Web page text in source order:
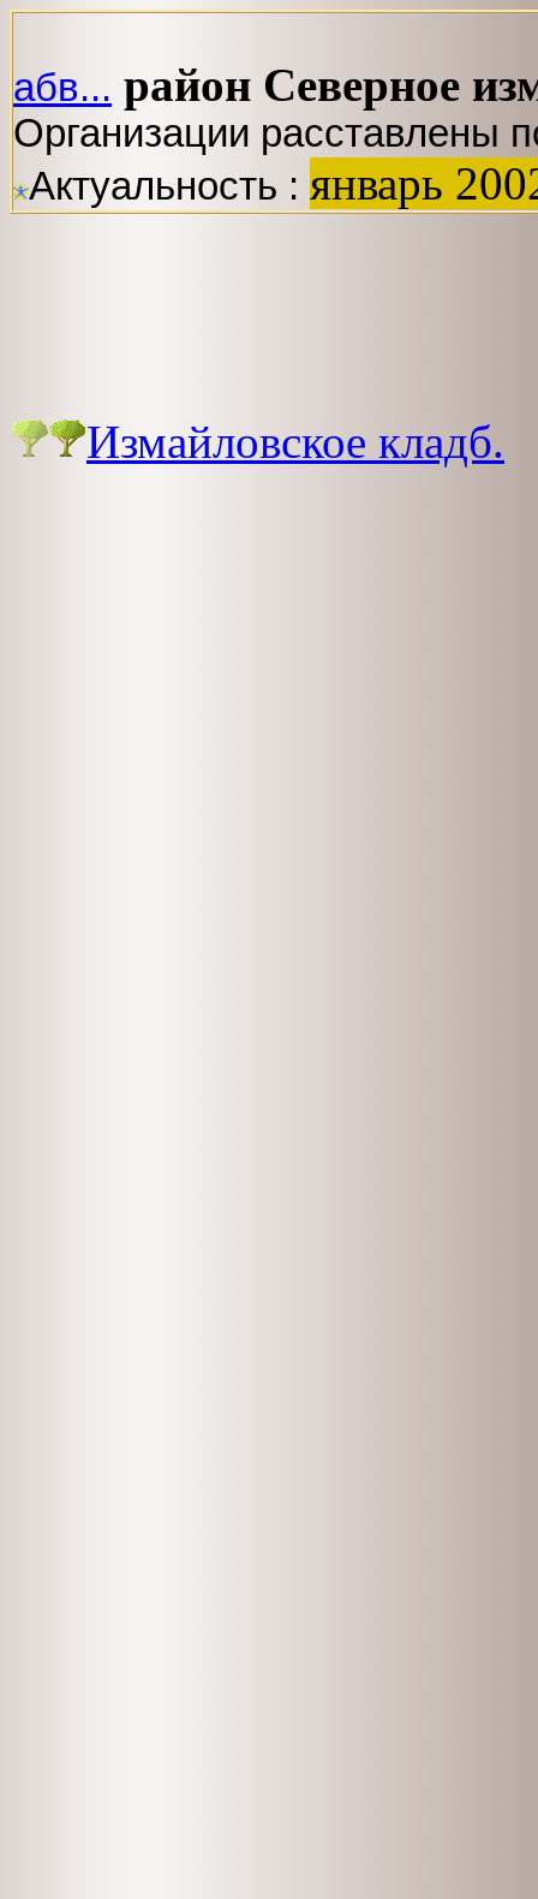
абв... район Северное
Организации расставлены
Актуальность : январь
Измайловское кладб.